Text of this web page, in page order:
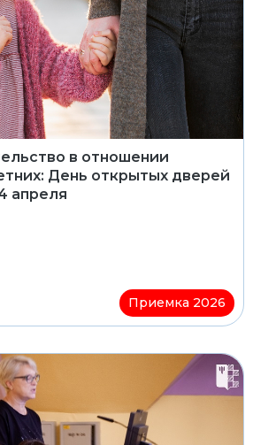
в отношении
День открытых дверей
апреля
Приемка 2026